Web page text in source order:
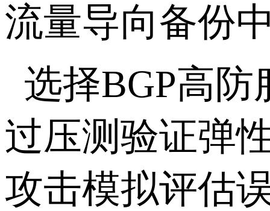
流量导向备份
选择BGP高
过压测验证弹
攻击模拟评估